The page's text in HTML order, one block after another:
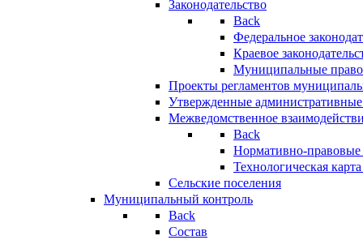
Законодательство
Back
Федеральное
Краевое
Муниципальные
Проекты регламентов
Утвержденные
Межведомственное
Back
Нормативно-правовые
Технологическая
Сельские поселения
Муниципальный контроль
Back
Состав